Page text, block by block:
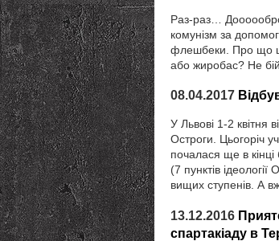
Раз-раз…
комунізм за
флешбеки. Про що
або жиробас? Не
08.04.2017
У Львові 1-2 квітня
Остроги. Цьогоріч
почалася ще в
(7 пунктів
вищих ступенів. А
13.12.2016
спартакіаду в